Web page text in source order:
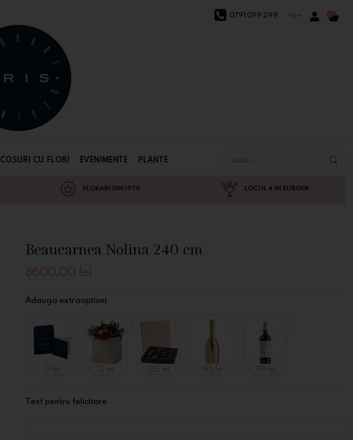
0791 099 299 ro 0
COSURI CU FLORI EVENIMENTE PLANTE
FLORARI DIN 1970 LOCUL 4 IN EUROPA
Beaucarnea Nolina 240 cm
8600.00 lei
Adauga extraoptiuni
0 lei 12 lei 135 lei 185 lei 90 lei
Text pentru felicitare